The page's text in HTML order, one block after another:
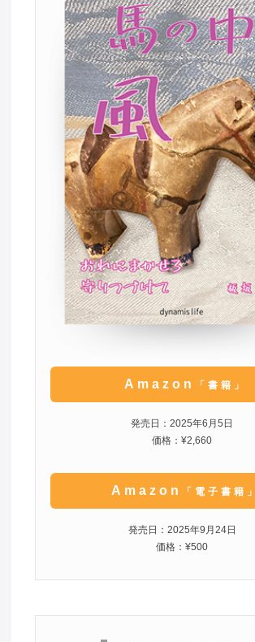
Amazon 「書籍」
発売日：2025年6月5日
価格：¥2,660
Amazon 「電子書籍」
発売日：2025年9月24日
価格：¥500